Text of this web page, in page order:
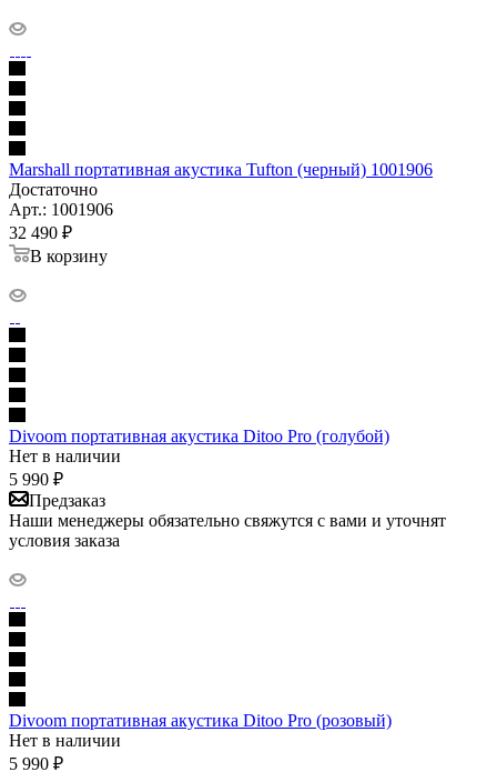
Marshall портативная акустика Tufton (черный) 1001906
Достаточно
Арт.: 1001906
32 490 ₽
В корзину
Divoom портативная акустика Ditoo Pro (голубой)
Нет в наличии
5 990 ₽
Предзаказ
Наши менеджеры обязательно свяжутся с вами и уточнят
условия заказа
Divoom портативная акустика Ditoo Pro (розовый)
Нет в наличии
5 990 ₽